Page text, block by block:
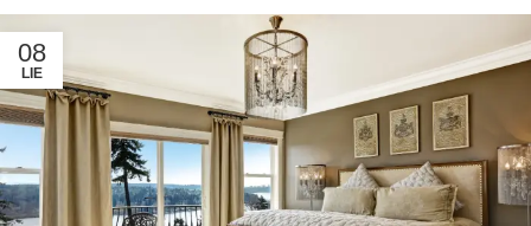
08
LIE